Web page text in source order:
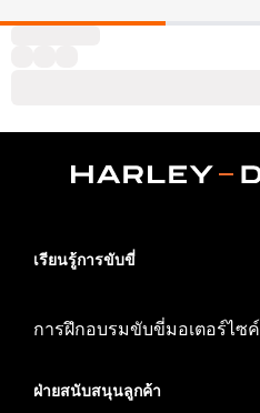
เรียนรู้การขับขี่
การฝึกอบรมขับขี่มอเตอร์ไซค์
ฝ่ายสนับสนุนลูกค้า